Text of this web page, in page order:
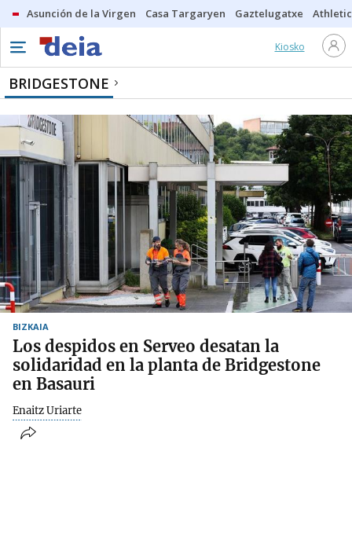
Asunción de la Virgen Casa Targaryen Gaztelugatxe Athletic
Kiosko
BRIDGESTONE
BIZKAIA
Los despidos en Serveo desatan la
solidaridad en la planta de Bridgestone
en Basauri
Enaitz Uriarte